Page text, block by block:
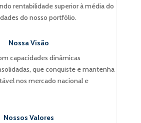
rentabilidade superior à média do
do nosso portfólio.
Nossa Visão
capacidades dinâmicas
que conquiste e mantenha
nos mercado nacional e
Nossos Valores